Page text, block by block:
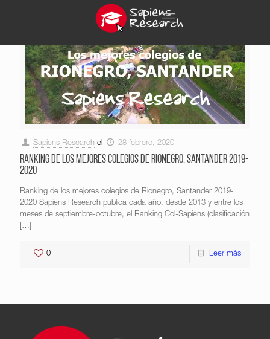
Sapiens Research el 28 febrero, 2020
Ranking de los mejores colegios de Rionegro, Santander 2019-
2020
Ranking de los mejores colegios de Rionegro, Santander 2019-
2020 Sapiens Research publica cada año, desde 2013 y entre los
meses de septiembre-octubre, el Ranking Col-Sapiens (clasificación
[…]
0 Leer más